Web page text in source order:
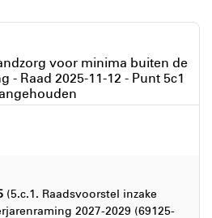
voor minima buiten de
- Raad 2025-11-12 - Punt 5c1
(5.c.1. Raadsvoorstel inzake
2027-2029 (69125-